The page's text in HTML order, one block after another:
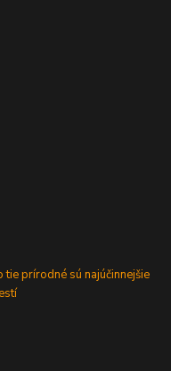
tie prírodné sú najúčinnejšie